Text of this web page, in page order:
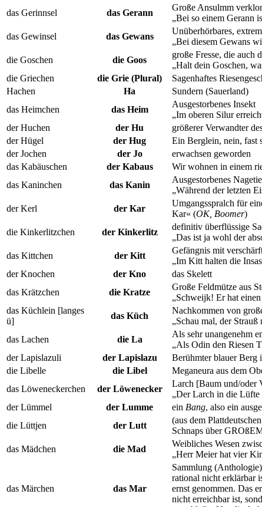
das Gerinnsel
das Gerann
Große Ansulmm
„Bei so einem Gerann
das Gewinsel
das Gewans
Unüberhörbares,
„Bei diesem Gewans
die Goschen
die Goos
große Fresse, die auch
„Halt dein Goschen,
die Griechen
die Grie (Plural)
Sagenhaftes
Hachen
Ha
Sundern (Sauerland)
das Heimchen
das Heim
Ausgestorbenes Insekt
„Im oberen Silur
der Huchen
der Hu
größerer Verwandter
der Hügel
der Hug
Ein Berglein, nein, fast
der Jochen
der Jo
erwachsen geworden
das Kabäuschen
der Kabaus
Wir wohnen in einem
das Kaninchen
das Kanin
Ausgestorbenes
„Während der letzten
der Kerl
der Kar
Umgangsspralch für
Kar« (OK, Boomer)
die Kinkerlitzchen
der Kinkerlitz
definitiv überflüssige
„Das ist ja wohl der
das Kittchen
der Kitt
Gefängnis mit
„Im Kitt halten die
der Knochen
der Kno
das Skelett
das Krätzchen
die Kratze
Große Feldmütze aus
„Schweijk! Er hat
das Küchlein [langes
ü]
das Küch
Nachkommen von
„Schau mal, der
das Lachen
die La
Als sehr unangenehm
„Als Odin den Riesen
der Lapislazuli
der Lapislazu
Berühmter blauer Berg
die Libelle
die Libel
Meganeura aus dem
das Löweneckerchen
der Löwenecker
Larch [Baum und/oder
„Der Larch in die
der Lümmel
der Lumme ein Bang, also ein
die Lüttjen
der Lutt
(aus dem
Schnaps über
das Mädchen
die Mad
Weibliches Wesen
„Herr Meier hat vier
das Märchen das Mar
Sammlung
rational nicht erklärbar
ernst genommen. Das
nicht erreichbar ist,